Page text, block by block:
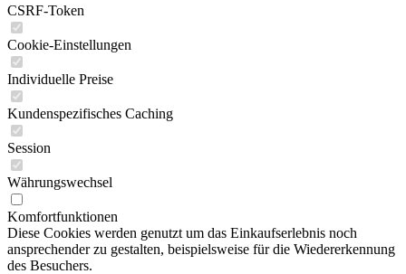
CSRF-Token
Cookie-Einstellungen
Individuelle Preise
Kundenspezifisches Caching
Session
Währungswechsel
Komfortfunktionen
Diese Cookies werden genutzt um das Einkaufserlebnis noch
ansprechender zu gestalten, beispielsweise für die Wiedererkennung
des Besuchers.